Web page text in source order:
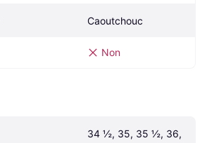
Caoutchouc
Non
34 ½, 35, 35 ½, 36,